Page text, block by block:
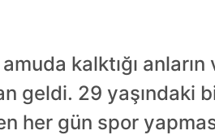
kalktığı
geldi. 29 yaşındaki
her gün spor